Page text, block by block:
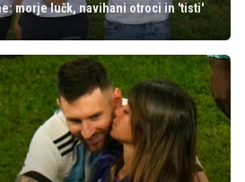
morje lučk, navihani otroci in 'tisti'